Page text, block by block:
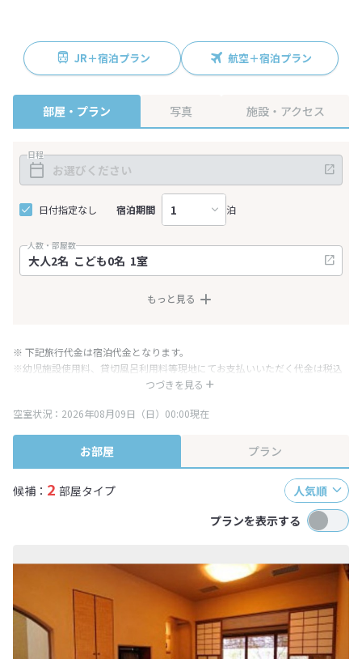
JR＋宿泊プラン 航空＋宿泊プラン
部屋・プラン 写真 施設・アクセス
日程
日付指定なし 宿泊期間 泊
人数・部屋数
もっと見る
つづきを見る
※ 下記旅行代金は宿泊代金となります。
※幼児施設使用料、貸切風呂利用料等現地にてお支払いいただく代金は税込
み表記となりますが、消費税増税に伴い代金が一部変更となる場合がござい
※表示されている旅行代金・プラン内容は一定時間ごとに更新されます。最
終確認画面でご確認ください。
空室状況：2026年08月09日（日）00:00現在
お部屋 プラン
候補： 2 部屋タイプ
人気順
プランを表示する